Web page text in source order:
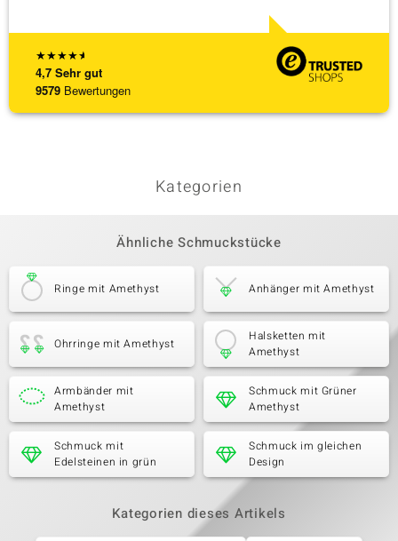
★★★★★
4,7 Sehr gut
9579 Bewertungen
Kategorien
Ähnliche Schmuckstücke
Ringe mit Amethyst Anhänger mit Amethyst
Ohrringe mit Amethyst
Halsketten mit
Amethyst
Armbänder mit
Amethyst
Schmuck mit Grüner
Amethyst
Schmuck mit
Edelsteinen in grün
Schmuck im gleichen
Design
Kategorien dieses Artikels